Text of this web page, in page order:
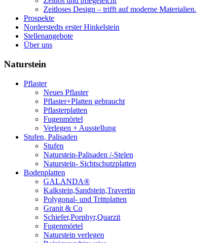
Zeitloses Design – trifft auf moderne Materialien.
Prospekte
Norderstedts erster Hinkelstein
Stellenangebote
Über uns
Naturstein
Pflaster
Neues Pflaster
Pflaster+Platten gebraucht
Pflasterplatten
Fugenmörtel
Verlegen + Ausstellung
Stufen, Palisaden
Stufen
Naturstein-Palisaden /-Stelen
Naturstein- Sichtschutzplatten
Bodenplatten
GALANDA®
Kalkstein,Sandstein,Travertin
Polygonal- und Trittplatten
Granit & Co
Schiefer,Porphyr,Quarzit
Fugenmörtel
Naturstein verlegen